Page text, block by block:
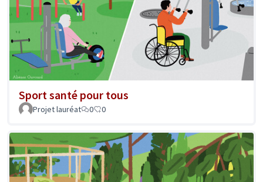
Sport santé pour tous
Projet lauréat 0 0